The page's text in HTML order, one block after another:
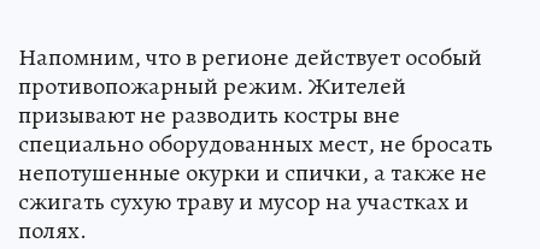
Напомним, что в регионе действует особый
противопожарный режим. Жителей
призывают не разводить костры вне
специально оборудованных мест, не бросать
непотушенные окурки и спички, а также не
сжигать сухую траву и мусор на участках и
полях.